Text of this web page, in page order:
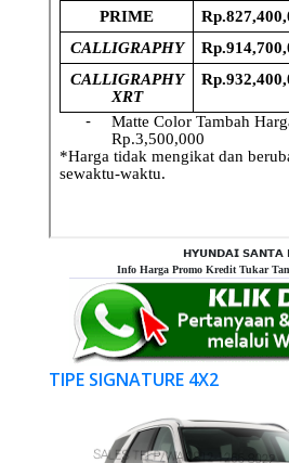
𝗛𝗬𝗨𝗡𝗗𝗔𝗜 𝗦𝗔𝗡𝗧𝗔
Info Harga Promo Kredit Tukar
TIPE SIGNATURE 4X2